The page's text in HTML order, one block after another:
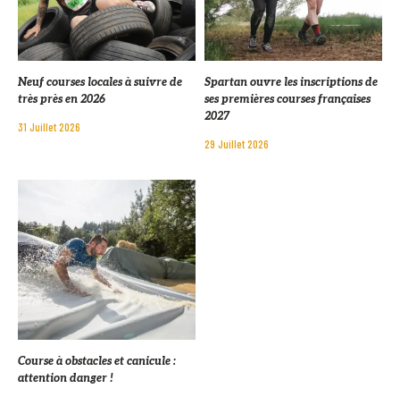
Neuf courses locales à suivre de
très près en 2026
31 Juillet 2026
Spartan ouvre les inscriptions de
ses premières courses françaises
2027
29 Juillet 2026
Course à obstacles et canicule :
attention danger !